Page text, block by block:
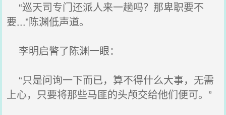
“巡天司专门还派人来一趟吗？那卑职要不
要...”陈渊低声道。
李明启瞥了陈渊一眼：
“只是问询一下而已，算不得什么大事，无需
上心，只要将那些马匪的头颅交给他们便可。”